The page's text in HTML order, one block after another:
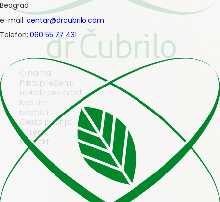
O nama
Pristup lečenju
LeHerb proizvodi
Naš tim
Novosti
Česta pitanja
Galerija
Kontakt
Beograd
e-mail: centar@drcubrilo.com
Telefon: 060 55 77 431